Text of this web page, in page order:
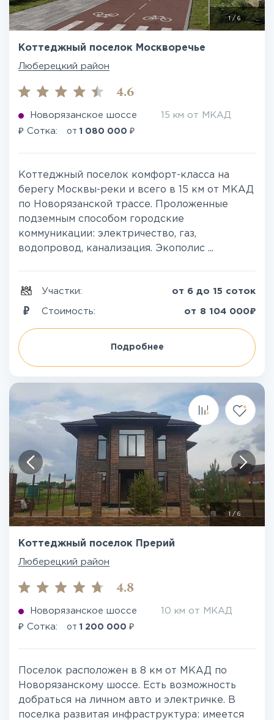
1/6
Коттеджный поселок Москворечье
Люберецкий район
4.6
Новорязанское шоссе 15 км от МКАД
₽ Сотка: от 1 080 000 ₽
Коттеджный поселок комфорт-класса на
берегу Москвы-реки и всего в 15 км от МКАД
по Новорязанской трассе. Проложенные
подземным способом городские
коммуникации: электричество, газ,
водопровод, канализация. Экополис ...
Участки: от 6 до 15 соток
Стоимость: от 8 104 000₽
Подробнее
/ 6
Коттеджный поселок Прерий
Люберецкий район
4.8
Новорязанское шоссе 10 км от МКАД
₽ Сотка: от 1 200 000 ₽
Поселок расположен в 8 км от МКАД по
Новорязанскому шоссе. Есть возможность
добраться на личном авто и электричке. В
поселка развитая инфраструктура: имеется